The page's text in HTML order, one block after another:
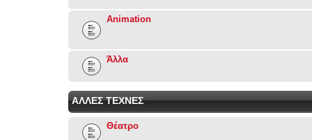
Animation
Άλλα
ΑΛΛΕΣ ΤΕΧΝΕΣ
Θέατρο